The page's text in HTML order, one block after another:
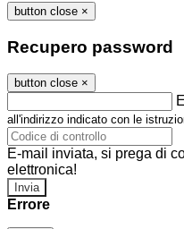
button close ×
Recupero password
button close ×
all'indirizzo indicato con le
E-mail inviata, si prega di
elettronica!
Errore